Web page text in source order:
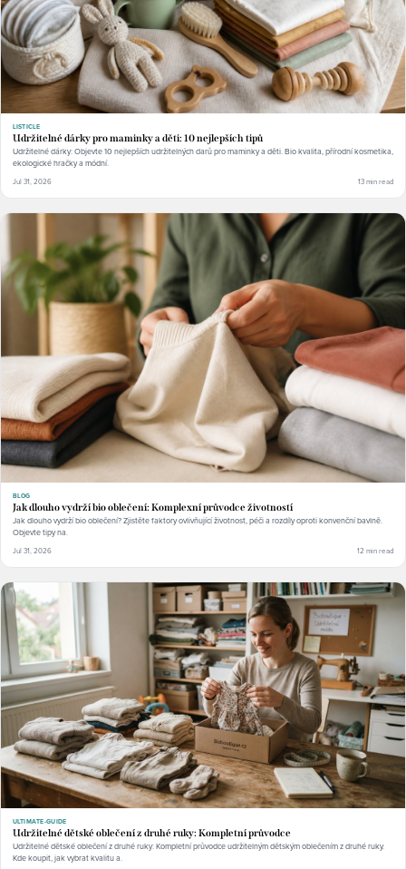
LISTICLE
Udržitelné dárky pro maminky a děti: 10 nejlepších tipů
Udržitelné dárky: Objevte 10 nejlepších udržitelných darů pro maminky a děti. Bio kvalita, přírodní kosmetika,
ekologické hračky a módní.
Jul 31, 2026 13 min read
BLOG
Jak dlouho vydrží bio oblečení: Komplexní průvodce životností
Jak dlouho vydrží bio oblečení? Zjistěte faktory ovlivňující životnost, péči a rozdíly oproti konvenční bavlně.
Objevte tipy na.
Jul 31, 2026 12 min read
ULTIMATE-GUIDE
Udržitelné dětské oblečení z druhé ruky: Kompletní průvodce
Udržitelné dětské oblečení z druhé ruky: Kompletní průvodce udržitelným dětským oblečením z druhé ruky.
Kde koupit, jak vybrat kvalitu a.